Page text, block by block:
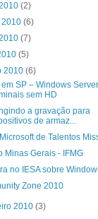
(2)
2010(6)
(7)
(5)
2010(6)
SP – Windows
sem HD
a gravação para
de armaz...
de Talentos
Minas Gerais - IFMG
no IESA sobre
Zone 2010
2010(3)